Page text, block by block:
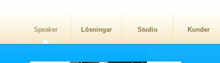
Speaker Lösningar Studio Kunder